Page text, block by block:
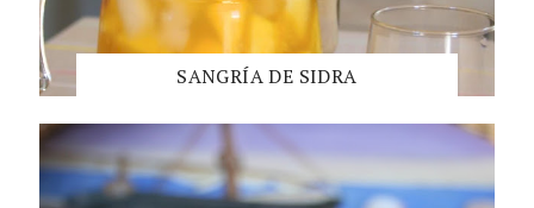
SANGRÍA DE SIDRA